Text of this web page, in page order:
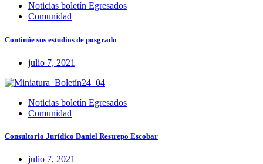
Noticias boletín Egresados
Comunidad
Continúe sus estudios de posgrado
julio 7, 2021
Noticias boletín Egresados
Comunidad
Consultorio Jurídico Daniel Restrepo Escobar
julio 7, 2021